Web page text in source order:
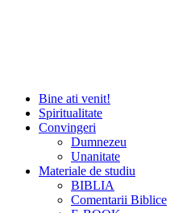
Bine ati venit!
Spiritualitate
Convingeri
Dumnezeu
Unanitate
Materiale de studiu
BIBLIA
Comentarii Biblice